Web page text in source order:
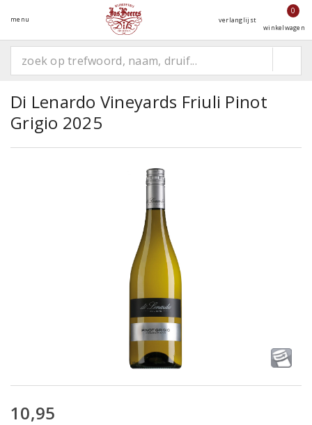
menu verlanglijst
0
winkelwagen
Di Lenardo Vineyards Friuli Pinot
Grigio 2025
10,95